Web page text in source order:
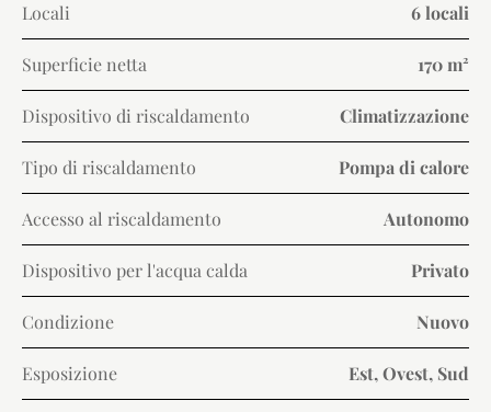
Locali 6 locali
Superficie netta 170 m²
Dispositivo di riscaldamento Climatizzazione
Tipo di riscaldamento Pompa di calore
Accesso al riscaldamento Autonomo
Dispositivo per l'acqua calda Privato
Condizione Nuovo
Esposizione Est, Ovest, Sud